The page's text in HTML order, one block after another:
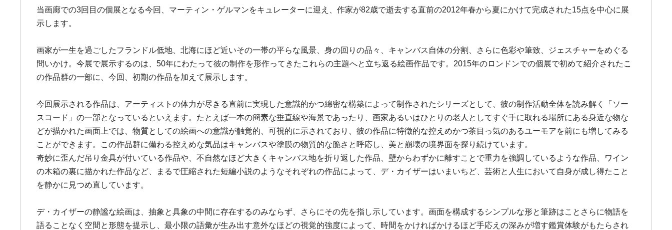
当画廊での3回目の個展となる今回、マーティン・ゲルマンをキュレーターに迎え、作家が82歳で逝去する直前の2012年春から夏にかけて完成された15点を中心に展
示します。
画家が一生を過ごしたフランドル低地、北海にほど近いその一帯の平らな風景、身の回りの品々、キャンバス自体の分割、さらに色彩や筆致、ジェスチャーをめぐる
問いかけ。今展で展示するのは、50年にわたって彼の制作を形作ってきたこれらの主題へと立ち返る絵画作品です。2015年のロンドンでの個展で初めて紹介されたこ
の作品群の一部に、今回、初期の作品を加えて展示します。
今回展示される作品は、アーティストの体力が尽きる直前に実現した意識的かつ綿密な構築によって制作されたシリーズとして、彼の制作活動全体を読み解く「ソー
スコード」の一部となっているといえます。たとえば一本の簡素な垂直線や海景であったり、画家あるいはひとりの老人としてすぐ手に取れる場所にある身近な物な
どが描かれた画面上では、物質としての絵画への意識が触覚的、可視的に示されており、彼の作品に特徴的な控えめかつ茶目っ気のあるユーモアを前にも増してみる
ことができます。この作品群に備わる控えめな気品はキャンバスや塗膜の物質的な脆さと呼応し、美と崩壊の境界面を探り続けています。
奇妙に歪んだ吊り金具が付いている作品や、不自然なほど大きくキャンバス地を折り返した作品、壁からわずかに離すことで重力を強調しているような作品、ワイン
の木箱の裏に描かれた作品など、まるで圧縮された短編小説のようなそれぞれの作品によって、デ・カイザーはいまいちど、芸術と人生において自身が成し得たこと
を静かに見つめ直しています。
デ・カイザーの静謐な絵画は、抽象と具象の中間に存在するのみならず、さらにその先を指し示しています。画面を構成するシンプルな形と筆跡はことさらに物語を
語ることなく空間と形態を提示し、最小限の語彙が生み出す意外なほどの視覚的強度によって、時間をかければかけるほど手応えの深みが増す鑑賞体験がもたらされ